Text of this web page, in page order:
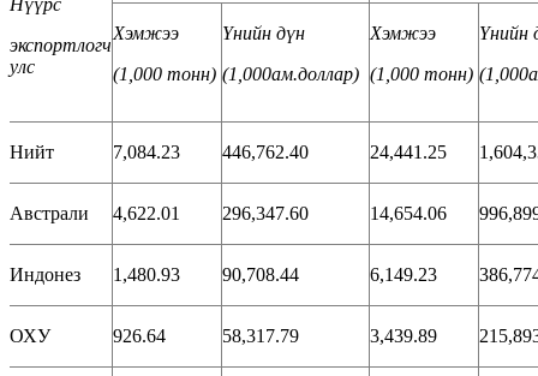
Нүүрс
экспортлогч
улс
Хэмжээ
(1,000 тонн)
Үнийн дүн
(1,000ам.доллар)
Хэмжээ
(1,000 тонн)
Үнийн
(1,000
Нийт 7,084.23 446,762.40 24,441.25
Австрали 4,622.01 296,347.60 14,654.06
Индонез 1,480.93 90,708.44 6,149.23
ОХУ 926.64 58,317.79 3,439.89